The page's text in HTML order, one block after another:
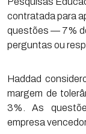
contratada para
questões — 7%
perguntas ou
Haddad
margem de
3%. As
empresa